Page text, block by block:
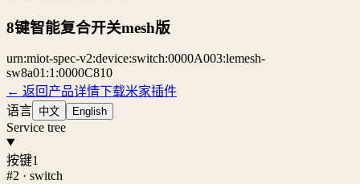
8键智能复合开关mesh版
urn:miot-spec-v2:device:switch:0000A003:lemesh-
sw8a01:1:0000C810
← 返回产品详情下载米家插件
语言 中文 English
Service tree
按键1
#2 · switch